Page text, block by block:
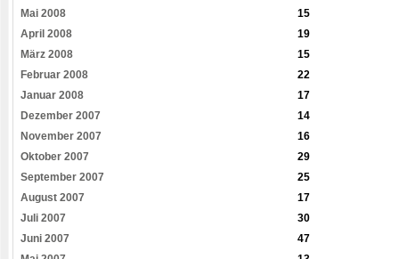
Mai 2008
15
April 2008
19
März 2008
15
Februar 2008
22
Januar 2008
17
Dezember 2007
14
November 2007
16
Oktober 2007
29
September 2007
25
August 2007
17
Juli 2007
30
Juni 2007
47